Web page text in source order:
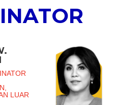
LUAR